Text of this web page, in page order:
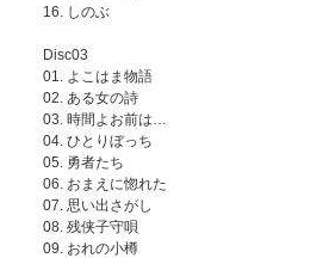
16. しのぶ
Disc03
01. よこはま物語
02. ある女の詩
03. 時間よお前は…
04. ひとりぼっち
05. 勇者たち
06. おまえに惚れた
07. 思い出さがし
08. 残侠子守唄
09. おれの小樽